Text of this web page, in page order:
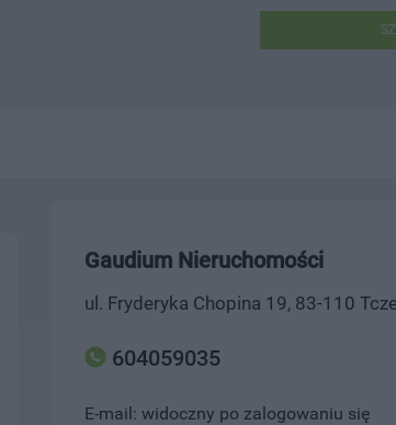
Gaudium Nieruchomości
ul. Fryderyka Chopina 19, 83-110
604059035
E-mail: widoczny po zalogowaniu się